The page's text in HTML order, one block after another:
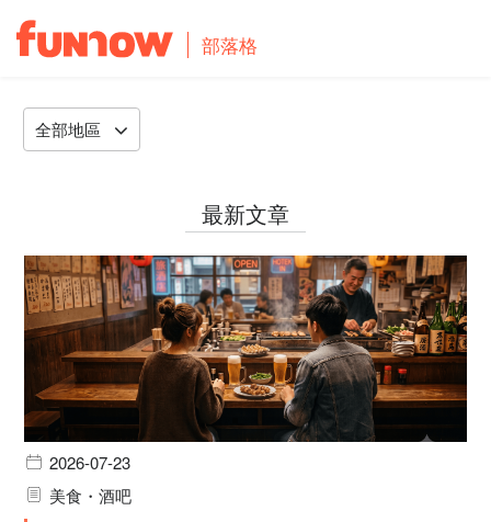
部落格
全部地區
最新文章
2026-07-23
美食・酒吧